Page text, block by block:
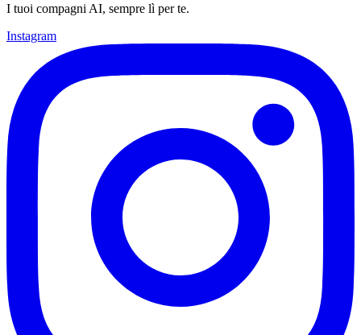
I tuoi compagni AI, sempre lì per te.
Instagram